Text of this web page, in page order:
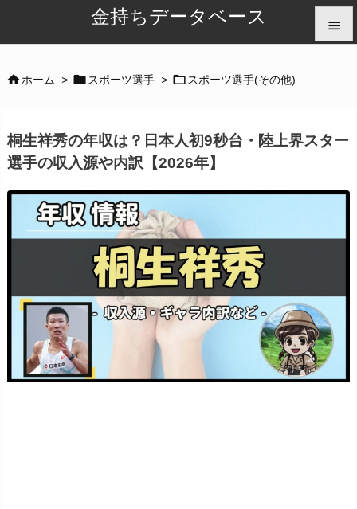
金持ちデータベース 


ホーム >  スポーツ選手 >  スポーツ選手(その他)
桐生祥秀の年収は？日本人初9秒台・陸上界スター
選手の収入源や内訳【2026年】